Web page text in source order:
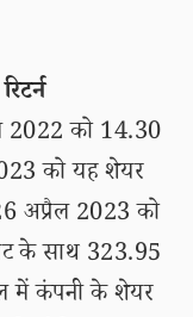
2022 को 14.30
को यह शेयर
अप्रैल 2023 को
के साथ 323.95
में कंपनी के शेयर